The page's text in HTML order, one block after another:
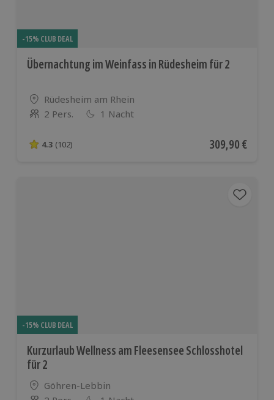
-15% CLUB DEAL
Übernachtung im Weinfass in Rüdesheim für 2
Standort
Rüdesheim am Rhein
Anzahl der Teilnehmer
2 Pers. 1 Nacht
4.3 von 5 Sternen basierend auf 102 Bewertungen
4.3 (102) Aktueller Preis
309,90 €
-15% CLUB DEAL
Kurzurlaub Wellness am Fleesensee Schlosshotel
für 2
Standort
Göhren-Lebbin